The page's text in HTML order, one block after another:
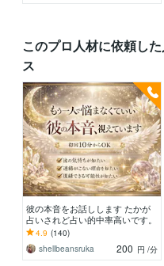
このプロ人材に依頼し
ス
彼の本音をお話しします たかが
占いされど占い的中率高いです。
4.9 (140)
shellbeansruka
200 円 /分